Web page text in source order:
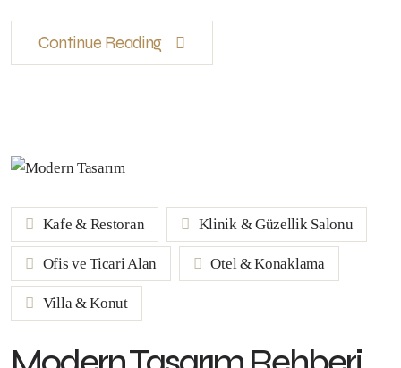
Continue Reading
Kafe & Restoran Klinik & Güzellik Salonu
Ofis ve Ticari Alan Otel & Konaklama
Villa & Konut